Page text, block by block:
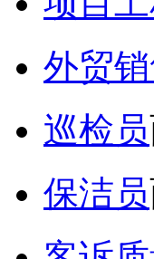
外贸
巡检员
保洁员